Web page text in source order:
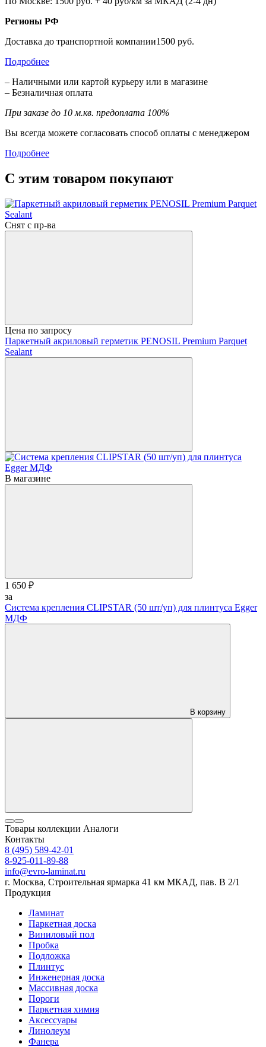
Регионы РФ
Доставка до транспортной компании1500 руб.
Подробнее
– Наличными или картой курьеру или в магазине
– Безналичная оплата
При заказе до 10 м.кв. предоплата 100%
Вы всегда можете согласовать способ оплаты с менеджером
Подробнее
С этим товаром покупают
Снят с пр-ва
Цена по запросу
Паркетный акриловый герметик PENOSIL Premium Parquet
Sealant
В магазине
1 650 ₽
за
Система крепления CLIPSTAR (50 шт/уп) для плинтуса Egger
МДФ
В корзину
Товары коллекции Аналоги
Контакты
8 (495) 589-42-01
8-925-011-89-88
info@evro-laminat.ru
г. Москва, Строительная ярмарка 41 км МКАД, пав. В 2/1
Продукция
Ламинат
Паркетная доска
Виниловый пол
Пробка
Подложка
Плинтус
Инженерная доска
Массивная доска
Пороги
Паркетная химия
Аксессуары
Линолеум
Фанера